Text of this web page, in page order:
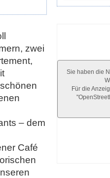
Sie haben die
Für die
zwei
– dem
Café